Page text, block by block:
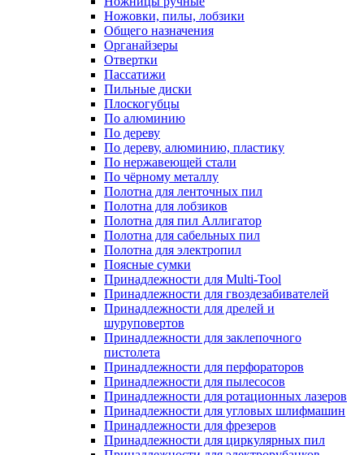
Ножовки, пилы, лобзики
Общего назначения
Органайзеры
Отвертки
Пассатижи
Пильные диски
Плоскогубцы
По алюминию
По дереву
По дереву, алюминию, пластику
По нержавеющей стали
По чёрному металлу
Полотна для ленточных пил
Полотна для лобзиков
Полотна для пил Аллигатор
Полотна для сабельных пил
Полотна для электропил
Поясные сумки
Принадлежности для Multi-Tool
Принадлежности для гвоздезабивателей
Принадлежности для дрелей и
шуруповертов
Принадлежности для заклепочного
пистолета
Принадлежности для перфораторов
Принадлежности для пылесосов
Принадлежности для ротационных лазеров
Принадлежности для угловых шлифмашин
Принадлежности для фрезеров
Принадлежности для циркулярных пил